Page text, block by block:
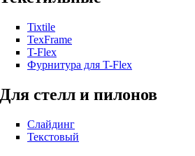
Tixtile
TexFrame
T-Flex
Фурнитура для T-Flex
Для стелл и пилонов
Слайдинг
Текстовый